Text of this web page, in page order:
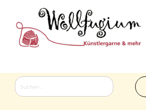
content
Suchen
nach: